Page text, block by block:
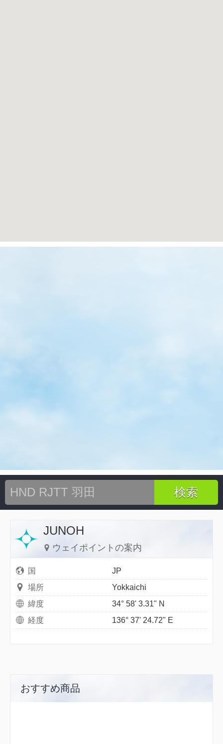
JUNOH
ウェイポイントの案内
国
JP
場所
Yokkaichi
緯度
34° 58' 3.31" N
経度
136° 37' 24.72" E
おすすめ商品